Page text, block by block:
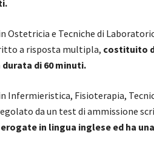
Ostetricia e Tecniche di
a risposta multipla, costituito
di 60 minuti.
in Infermieristica, Fisioterapia,
da un test di ammissione
in lingua inglese ed ha